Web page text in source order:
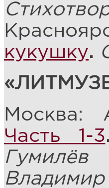
кукушку.
Москва:
Часть 1-3
Гумилёв
Владимир